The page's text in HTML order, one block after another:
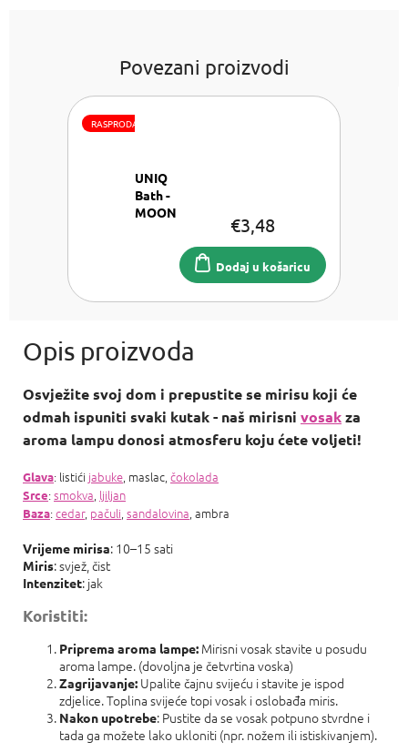
Povezani proizvodi
RASPRODAJA
UNIQ
Bath -
MOON
mora
€3,48
Dodaj u košaricu
Osvježite svoj dom i prepustite se mirisu koji će
odmah ispuniti svaki kutak - naš mirisni vosakza
aroma lampu donosi atmosferu koju ćete voljeti!
Glava: listići jabuke , maslac, čokolada
Srce:smokva ljiljan
Baza:cedar, pačuli sandalovina , ambra
Vrijeme mirisa: 10–15 sati
Miris: svjež, čist
Intenzitet: jak
Koristiti:
Priprema aroma lampe: Mirisni vosak stavite u posudu
aroma lampe. (dovoljna je četvrtina voska)
Zagrijavanje: Upalite čajnu svijeću i stavite je ispod
zdjelice. Toplina svijeće topi vosak i oslobađa miris.
Nakon upotrebe: Pustite da se vosak potpuno stvrdne i
tada ga možete lako ukloniti (npr. nožem ili istiskivanjem).